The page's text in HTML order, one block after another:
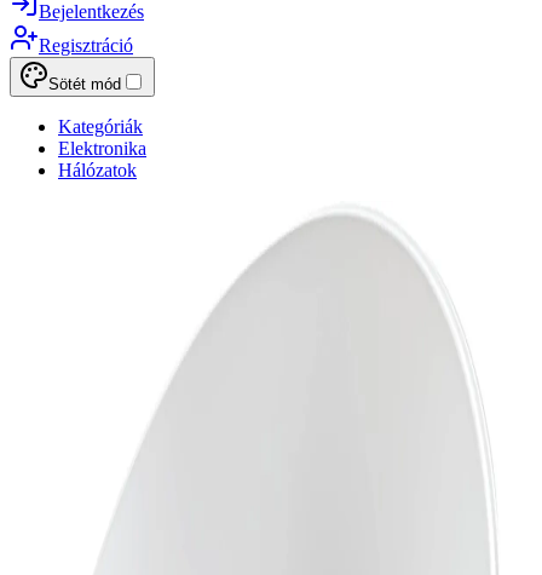
Bejelentkezés
Regisztráció
Sötét mód
Kategóriák
Elektronika
Hálózatok